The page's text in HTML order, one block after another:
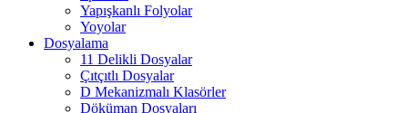
Yapışkanlı Folyolar
Yoyolar
Dosyalama
11 Delikli Dosyalar
Çıtçıtlı Dosyalar
D Mekanizmalı Klasörler
Döküman Dosyaları